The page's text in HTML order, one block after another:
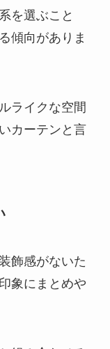
を選ぶこと
傾向がありま
ライクな空間
カーテンと言
飾感がないた
象にまとめや